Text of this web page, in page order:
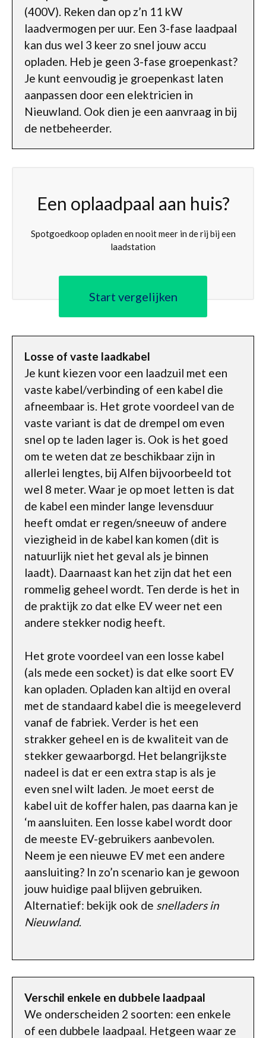
(400V). Reken dan op z’n 11 kW
laadvermogen per uur. Een 3-fase laadpaal
kan dus wel 3 keer zo snel jouw accu
opladen. Heb je geen 3-fase groepenkast?
Je kunt eenvoudig je groepenkast laten
aanpassen door een elektricien in
Nieuwland. Ook dien je een aanvraag in bij
de netbeheerder.
Een oplaadpaal aan huis?
Spotgoedkoop opladen en nooit meer in de rij bij een
laadstation
Start vergelijken
Losse of vaste laadkabel
Je kunt kiezen voor een laadzuil met een
vaste kabel/verbinding of een kabel die
afneembaar is. Het grote voordeel van de
vaste variant is dat de drempel om even
snel op te laden lager is. Ook is het goed
om te weten dat ze beschikbaar zijn in
allerlei lengtes, bij Alfen bijvoorbeeld tot
wel 8 meter. Waar je op moet letten is dat
de kabel een minder lange levensduur
heeft omdat er regen/sneeuw of andere
viezigheid in de kabel kan komen (dit is
natuurlijk niet het geval als je binnen
laadt). Daarnaast kan het zijn dat het een
rommelig geheel wordt. Ten derde is het in
de praktijk zo dat elke EV weer net een
andere stekker nodig heeft.
Het grote voordeel van een losse kabel
(als mede een socket) is dat elke soort EV
kan opladen. Opladen kan altijd en overal
met de standaard kabel die is meegeleverd
vanaf de fabriek. Verder is het een
strakker geheel en is de kwaliteit van de
stekker gewaarborgd. Het belangrijkste
nadeel is dat er een extra stap is als je
even snel wilt laden. Je moet eerst de
kabel uit de koffer halen, pas daarna kan je
‘m aansluiten. Een losse kabel wordt door
de meeste EV-gebruikers aanbevolen.
Neem je een nieuwe EV met een andere
aansluiting? In zo’n scenario kan je gewoon
jouw huidige paal blijven gebruiken.
Alternatief: bekijk ook de snelladers in
Nieuwland.
Verschil enkele en dubbele laadpaal
We onderscheiden 2 soorten: een enkele
of een dubbele laadpaal. Hetgeen waar ze